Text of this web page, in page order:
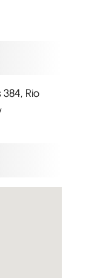
Rio